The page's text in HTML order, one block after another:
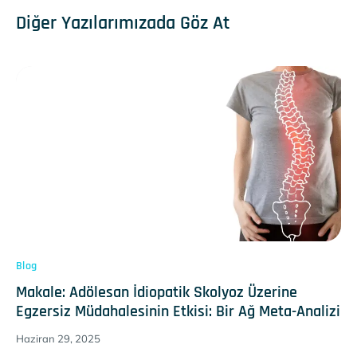
Diğer Yazılarımızada Göz At
Blog
Makale: Adölesan İdiopatik Skolyoz Üzerine
Egzersiz Müdahalesinin Etkisi: Bir Ağ Meta-Analizi
Haziran 29, 2025